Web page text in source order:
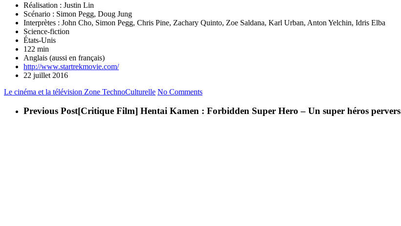
Réalisation : Justin Lin
Scénario : Simon Pegg, Doug Jung
Interprètes : John Cho, Simon Pegg, Chris Pine, Zachary Quinto, Zoe Saldana, Karl Urban, Anton Yelchin, Idris Elba
Science-fiction
États-Unis
122 min
Anglais (aussi en français)
http://www.startrekmovie.com/
22 juillet 2016
Le cinéma et la télévision Zone TechnoCulturelle No Comments
Previous Post[Critique Film] Hentai Kamen : Forbidden Super Hero – Un super héros pervers